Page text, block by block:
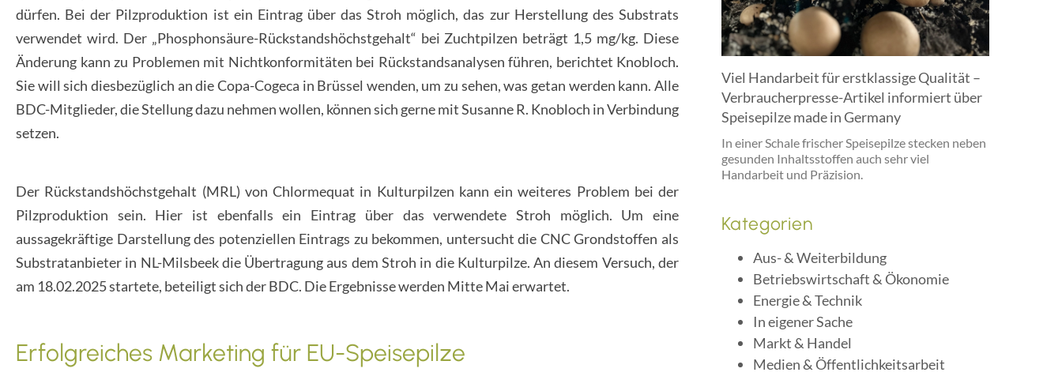
dürfen. Bei der Pilzproduktion ist ein Eintrag über das Stroh möglich, das zur Herstellung des Substrats
verwendet wird. Der „Phosphonsäure-Rückstandshöchstgehalt“ bei Zuchtpilzen beträgt 1,5 mg/kg. Diese
Änderung kann zu Problemen mit Nichtkonformitäten bei Rückstandsanalysen führen, berichtet Knobloch.
Sie will sich diesbezüglich an die Copa-Cogeca in Brüssel wenden, um zu sehen, was getan werden kann. Alle
BDC-Mitglieder, die Stellung dazu nehmen wollen, können sich gerne mit Susanne R. Knobloch in Verbindung
setzen.
Der Rückstandshöchstgehalt (MRL) von Chlormequat in Kulturpilzen kann ein weiteres Problem bei der
Pilzproduktion sein. Hier ist ebenfalls ein Eintrag über das verwendete Stroh möglich. Um eine
aussagekräftige Darstellung des potenziellen Eintrags zu bekommen, untersucht die CNC Grondstoffen als
Substratanbieter in NL-Milsbeek die Übertragung aus dem Stroh in die Kulturpilze. An diesem Versuch, der
am 18.02.2025 startete, beteiligt sich der BDC. Die Ergebnisse werden Mitte Mai erwartet.
Erfolgreiches Marketing für EU-Speisepilze
Viel Handarbeit für erstklassige Qualität –
Verbraucherpresse-Artikel informiert über
Speisepilze made in Germany
In einer Schale frischer Speisepilze stecken neben
gesunden Inhaltsstoffen auch sehr viel
Handarbeit und Präzision.
Kategorien
Aus- & Weiterbildung
Betriebswirtschaft & Ökonomie
Energie & Technik
In eigener Sache
Markt & Handel
Medien & Öffentlichkeitsarbeit